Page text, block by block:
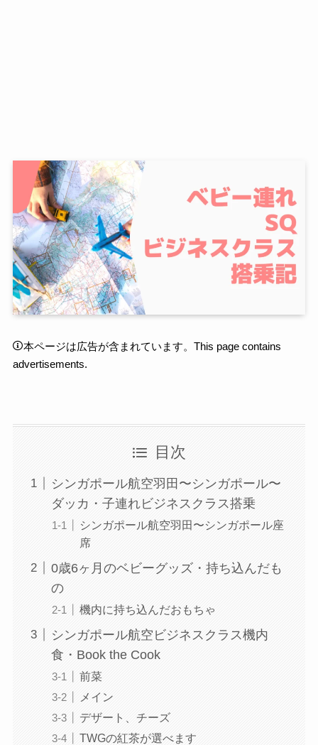
本ページは広告が含まれています。This page contains
advertisements.
目次
シンガポール航空羽田〜シンガポール〜
ダッカ・子連れビジネスクラス搭乗
シンガポール航空羽田〜シンガポール座
席
0歳6ヶ月のベビーグッズ・持ち込んだも
の
機内に持ち込んだおもちゃ
シンガポール航空ビジネスクラス機内
食・Book the Cook
前菜
メイン
デザート、チーズ
TWGの紅茶が選べます